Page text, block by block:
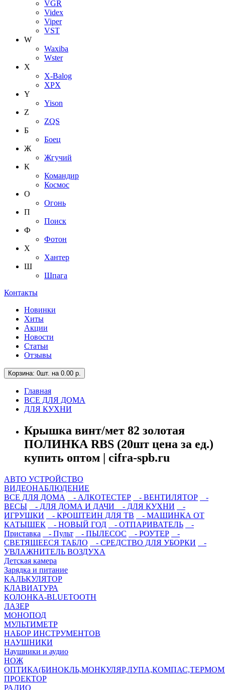
VGR
Videx
Viper
VST
W
Waxiba
Wster
X
X-Balog
XPX
Y
Yison
Z
ZQS
Б
Боец
Ж
Жгучий
К
Командир
Космос
О
Огонь
П
Поиск
Ф
Фотон
Х
Хантер
Ш
Шпага
Контакты
Новинки
Хиты
Акции
Новости
Статьи
Отзывы
Корзина: 0шт. на 0.00 р.
Главная
ВСЕ ДЛЯ ДОМА
ДЛЯ КУХНИ
Крышка винт/мет 82 золотая
ПОЛИНКА RBS (20шт цена за ед.)
купить оптом | cifra-spb.ru
АВТО УСТРОЙСТВО
ВИДЕОНАБЛЮДЕНИЕ
ВСЕ ДЛЯ ДОМА
- АЛКОТЕСТЕР - ВЕНТИЛЯТОР
-
ВЕСЫ
- ДЛЯ ДОМА И ДАЧИ - ДЛЯ КУХНИ
-
ИГРУШКИ
- КРОШТЕИН ДЛЯ ТВ
- МАШИНКА ОТ
КАТЫШЕК
- НОВЫЙ ГОД - ОТПАРИВАТЕЛЬ
-
Приставка
- Пульт - ПЫЛЕСОС - РОУТЕР
-
СВЕТЯЩЕЕСЯ ТАБЛО
- СРЕДСТВО ДЛЯ УБОРКИ
-
УВЛАЖНИТЕЛЬ ВОЗДУХА
Детская камера
Зарядка и питание
КАЛЬКУЛЯТОР
КЛАВИАТУРА
КОЛОНКА-BLUETOOTH
ЛАЗЕР
МОНОПОД
МУЛЬТИМЕТР
НАБОР ИНСТРУМЕНТОВ
НАУШНИКИ
Наушники и аудио
НОЖ
ПРОЕКТОР
РАДИО